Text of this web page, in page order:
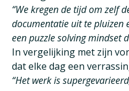
“We kregen de tijd om zelf
documentatie uit te pluizen
een puzzle solving mindset
In vergelijking met zijn
dat elke dag een
“Het werk is